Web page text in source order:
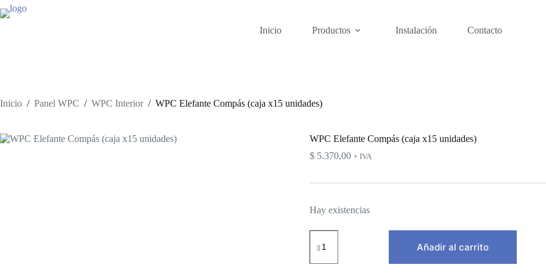
Saltar
al
Inicio Productos Instalación Contacto
Inicio / Panel WPC / WPC Interior / WPC Elefante Compás (caja x15 unidades)
WPC Elefante Compás (caja x15 unidades)
$5.370,00 + IVA
Hay existencias
Elefante
(caja
Añadir al carrito